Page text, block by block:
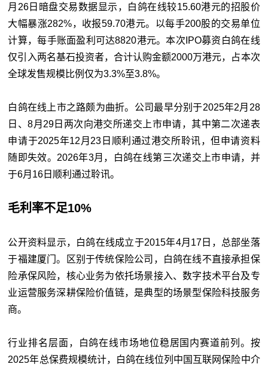
月26日暗盘交易数据显示，白鸽在线较15.60港元的招股价
大幅暴涨282%，收报59.70港元。以每手200股的交易单位
计算，每手账面盈利可达8820港元。本次IPO募资白鸽在线
仅引入两名基石投资者，合计认购金额2000万港元，占本次
全球发售规模比例仅为3.3%至3.8%。
白鸽在线上市之路颇为曲折。公司最早分别于2025年2月28
日、8月29日两次向港交所递交上市申请，其中第二次递表
申请于2025年12月23日顺利通过港交所聆讯，但申请资料
随即失效。2026年3月，白鸽在线第三次递交上市申请，并
于6月16日顺利通过聆讯。
毛利率不足10%
公开资料显示，白鸽在线成立于2015年4月17日，总部坐落
于福建厦门。区别于传统保险公司，白鸽在线不直接承担保
险承保风险，核心业务为依托场景接入、数字技术平台及专
业运营服务深耕保险价值链，是典型的场景型保险科技服务
商。
行业排名层面，白鸽在线市场地位稳居国内赛道前列。按
2025年总保费规模统计，白鸽在线位列中国互联网保险中介